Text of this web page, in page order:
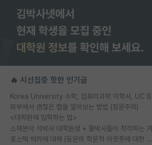
🔥 시선집중 핫한 인기글
외부에서 괜찮은 랩을 알아보는 방법 (장문주의)
<대학원에 입학하는 법>
소재분야 석박사 대학원생 + 물박사들이 착각하는 거
포스텍 억까에 대해 (동문의 학문적 아웃풋에 대한 반박)